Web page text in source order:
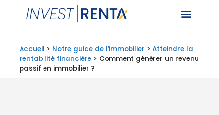
Accueil > Notre guide de l’immobilier > Atteindre la
rentabilité financière > Comment générer un revenu
passif en immobilier ?